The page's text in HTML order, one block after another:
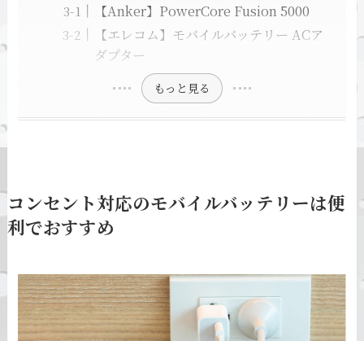
【Anker】PowerCore Fusion 5000
【エレコム】モバイルバッテリー ACア
ダプター
もっと見る
コンセント対応のモバイルバッテリーは便
利でおすすめ